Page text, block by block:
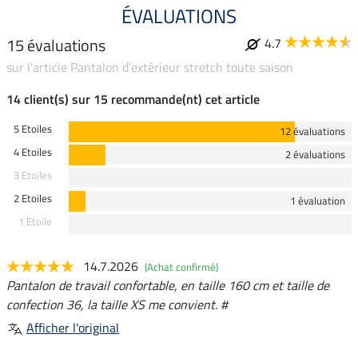
ÉVALUATIONS
15 évaluations
4.7
sur l'article Pantalon d'extérieur stretch toute saison
14 client(s) sur 15 recommande(nt) cet article
5 Etoiles
12 évaluations
4 Etoiles
2 évaluations
3 Etoiles
2 Etoiles
1 évaluation
1 Etoile
14.7.2026 (Achat confirmé)
Pantalon de travail confortable, en taille 160 cm et taille de
confection 36, la taille XS me convient. #
Afficher l'original